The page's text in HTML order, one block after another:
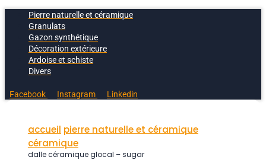
Pierre naturelle et céramique
Granulats
Gazon synthétique
Décoration extérieure
Ardoise et schiste
Divers
Facebook Instagram Linkedin
accueil pierre naturelle et céramique
céramique
dalle céramique glocal – sugar